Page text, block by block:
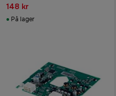
148 kr
På lager